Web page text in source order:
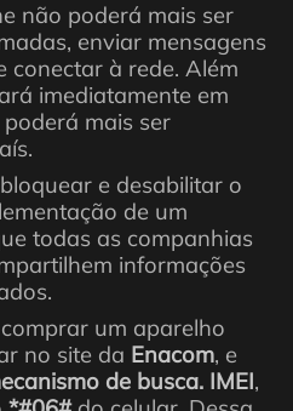
não poderá mais ser
enviar mensagens
conectar à rede. Além
imediatamente em
mais ser
e desabilitar o
de um
todas as companhias
informações
um aparelho
no site da Enacom, e
de busca. IMEI,